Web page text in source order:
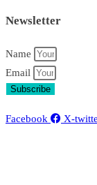
Newsletter
Name
Email
Subscribe
Facebook X-